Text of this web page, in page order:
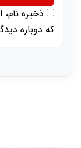
ذخیره
که دوباره